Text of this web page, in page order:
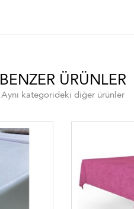
BENZER ÜRÜNLER
Aynı kategorideki diğer ürünler